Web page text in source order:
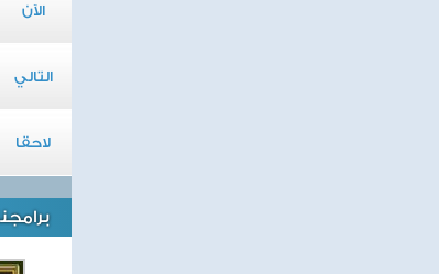
الآن
التالي
لاحقا